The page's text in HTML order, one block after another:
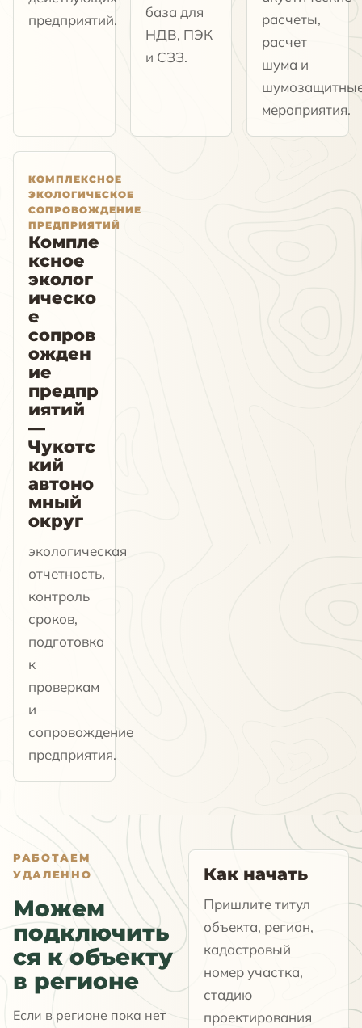
предприятий.
база для
НДВ, ПЭК
и СЗЗ.
расчеты,
расчет
шума и
мероприятия.
КОМПЛЕКСНОЕ
ЭКОЛОГИЧЕСКОЕ
СОПРОВОЖДЕНИЕ
ПРЕДПРИЯТИЙ
Компле
ксное
эколог
ическо
е
сопров
ожден
ие
предпр
иятий
—
Чукотс
кий
автоно
мный
округ
экологическая
отчетность,
контроль
сроков,
подготовка
к
проверкам
и
сопровождение
предприятия.
РАБОТАЕМ
УДАЛЕННО
Можем
подключить
ся к объекту
в регионе
Если в регионе пока нет
Как начать
Пришлите титул
объекта, регион,
кадастровый
номер участка,
стадию
проектирования